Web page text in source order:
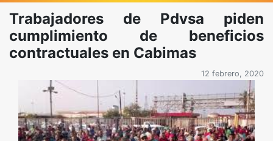
Trabajadores de Pdvsa piden
cumplimiento de beneficios
contractuales en Cabimas
12 febrero, 2020